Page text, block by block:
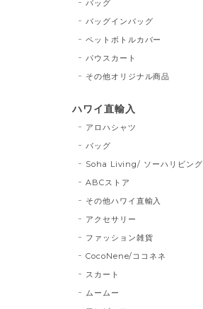
バッグ
バッグインバッグ
ペットボトルカバー
パウスカート
その他オリジナル商品
ハワイ直輸入
アロハシャツ
バッグ
Soha Living/ ソーハリビング
ABCストア
その他ハワイ直輸入
アクセサリー
ファッション雑貨
CocoNene/ココネネ
スカート
ムームー